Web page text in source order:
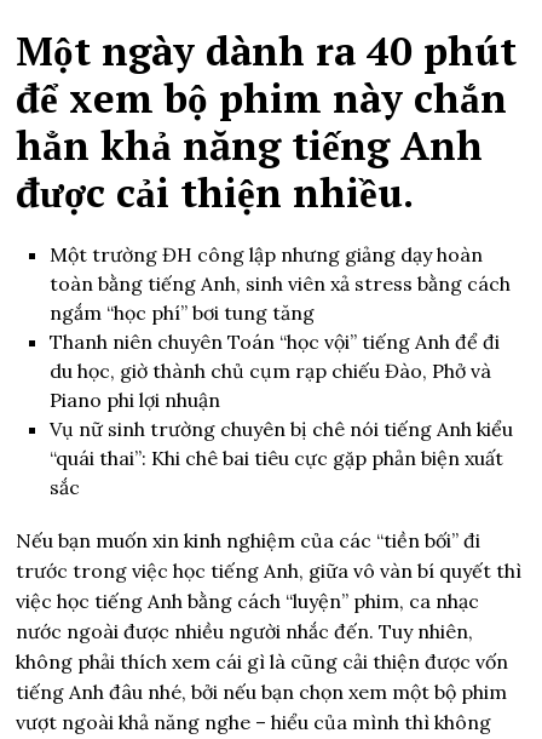
Một ngày dành ra 40 phút
để xem bộ phim này chắn
hẳn khả năng tiếng Anh
được cải thiện nhiều.
Một trường ĐH công lập nhưng giảng dạy hoàn
toàn bằng tiếng Anh, sinh viên xả stress bằng cách
ngắm “học phí” bơi tung tăng
Thanh niên chuyên Toán “học vội” tiếng Anh để đi
du học, giờ thành chủ cụm rạp chiếu Đào, Phở và
Piano phi lợi nhuận
Vụ nữ sinh trường chuyên bị chê nói tiếng Anh kiểu
“quái thai”: Khi chê bai tiêu cực gặp phản biện xuất
sắc
Nếu bạn muốn xin kinh nghiệm của các “tiền bối” đi
trước trong việc học tiếng Anh, giữa vô vàn bí quyết thì
việc học tiếng Anh bằng cách “luyện” phim, ca nhạc
nước ngoài được nhiều người nhắc đến. Tuy nhiên,
không phải thích xem cái gì là cũng cải thiện được vốn
tiếng Anh đâu nhé, bởi nếu bạn chọn xem một bộ phim
vượt ngoài khả năng nghe – hiểu của mình thì không